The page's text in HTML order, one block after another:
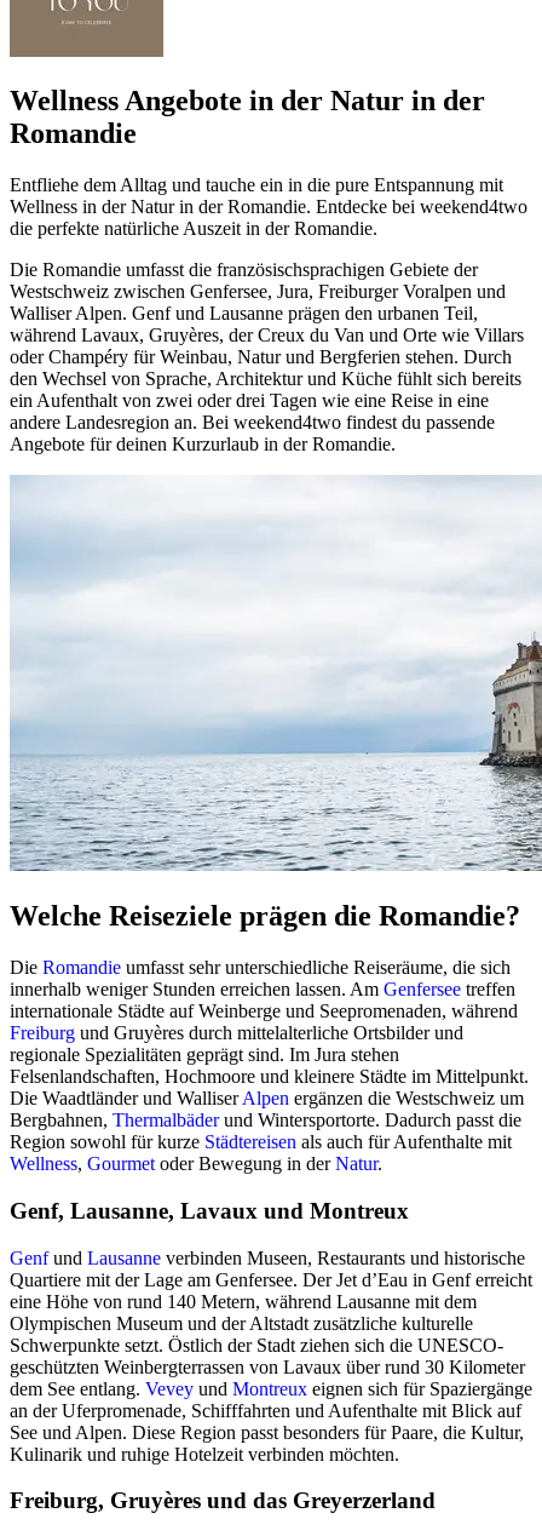
Wellness Angebote in der Natur in der
Romandie
Entfliehe dem Alltag und tauche ein in die pure Entspannung mit
Wellness in der Natur in der Romandie. Entdecke bei weekend4two
die perfekte natürliche Auszeit in der Romandie.
Die Romandie umfasst die französischsprachigen Gebiete der
Westschweiz zwischen Genfersee, Jura, Freiburger Voralpen und
Walliser Alpen. Genf und Lausanne prägen den urbanen Teil,
während Lavaux, Gruyères, der Creux du Van und Orte wie Villars
oder Champéry für Weinbau, Natur und Bergferien stehen. Durch
den Wechsel von Sprache, Architektur und Küche fühlt sich bereits
ein Aufenthalt von zwei oder drei Tagen wie eine Reise in eine
andere Landesregion an. Bei weekend4two findest du passende
Angebote für deinen Kurzurlaub in der Romandie.
Welche Reiseziele prägen die Romandie?
Die Romandie umfasst sehr unterschiedliche Reiseräume, die sich
innerhalb weniger Stunden erreichen lassen. Am Genfersee treffen
internationale Städte auf Weinberge und Seepromenaden, während
Freiburg und Gruyères durch mittelalterliche Ortsbilder und
regionale Spezialitäten geprägt sind. Im Jura stehen
Felsenlandschaften, Hochmoore und kleinere Städte im Mittelpunkt.
Die Waadtländer und WalliserAlpen ergänzen die Westschweiz um
Bergbahnen, Thermalbäderund Wintersportorte. Dadurch passt die
Region sowohl für kurze Städtereisen als auch für Aufenthalte mit
Wellness, Gourmet oder Bewegung in derNatur.
Genf, Lausanne, Lavaux und Montreux
Genfund Lausanne verbinden Museen, Restaurants und historische
Quartiere mit der Lage am Genfersee. Der Jet d’Eau in Genf erreicht
eine Höhe von rund 140 Metern, während Lausanne mit dem
Olympischen Museum und der Altstadt zusätzliche kulturelle
Schwerpunkte setzt. Östlich der Stadt ziehen sich die UNESCO-
geschützten Weinbergterrassen von Lavaux über rund 30 Kilometer
dem See entlang. Vevey und Montreux eignen sich für Spaziergänge
an der Uferpromenade, Schifffahrten und Aufenthalte mit Blick auf
See und Alpen. Diese Region passt besonders für Paare, die Kultur,
Kulinarik und ruhige Hotelzeit verbinden möchten.
Freiburg, Gruyères und das Greyerzerland